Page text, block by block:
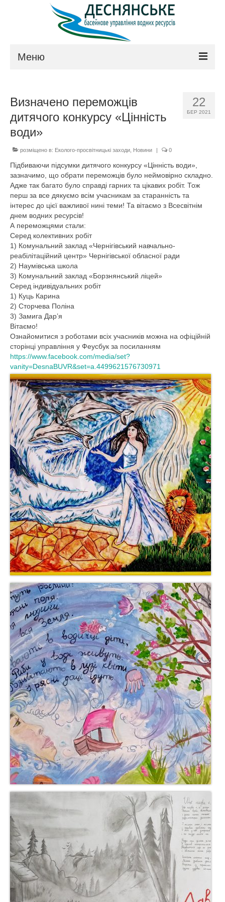
Меню
Керівництво
Структура
Технічна рада
Законодавство
Контакти
Діяльність
Водогосподарська обстановка
Управління водними ресурсами
Поверхневі води
Дозвіл на спеціальне водокористува
Водокористування
Моніторинг поверхневих вод
Управління інфраструктурою
План діяльності системи енергетичного
менеджменту
Державні закупівлі
Запобігання корупції
Громадянам та бізнесу
Хімічний аналіз вод
Послуги, що надаються
Доступ до публічної інформації
Звернення громадян
Повідомити про корупцію
Прес-центр
Новини
Анонси
Басейнова рада
ПУРБ
22
БЕР 2021
Визначено переможців
дитячого конкурсу «Цінність
води»
розміщено в: Еколого-просвітницькі заходи Новини | 0
Підбиваючи підсумки дитячого конкурсу «Цінність води»,
зазначимо, що обрати переможців було неймовірно складно.
Адже так багато було справді гарних та цікавих робіт. Тож
перш за все дякуємо всім учасникам за старанність та
інтерес до цієї важливої нині теми! Та вітаємо з Всесвітнім
днем водних ресурсів!
А переможцями стали:
Серед колективних робіт
1) Комунальний заклад «Чернігівський навчально-
реабілітаційний центр» Чернігівської обласної ради
2) Наумівська школа
3) Комунальний заклад «Борзнянський ліцей»
Серед індивідуальних робіт
1) Куць Карина
2) Сторчева Поліна
3) Замига Дар’я
Вітаємо!
Ознайомитися з роботами всіх учасників можна на офіційній
сторінці управління у Феусбук за посиланням
https://www.facebook.com/media/set?
vanity=DesnaBUVR&set=a.4499621576730971